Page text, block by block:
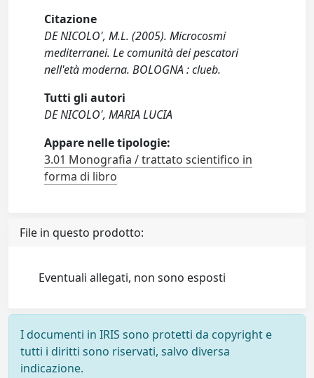
Citazione
DE NICOLO', M.L. (2005). Microcosmi
mediterranei. Le comunità dei pescatori
nell'età moderna. BOLOGNA : clueb.
Tutti gli autori
DE NICOLO', MARIA LUCIA
Appare nelle tipologie:
3.01 Monografia / trattato scientifico in
forma di libro
File in questo prodotto:
Eventuali allegati, non sono esposti
I documenti in IRIS sono protetti da copyright e
tutti i diritti sono riservati, salvo diversa
indicazione.